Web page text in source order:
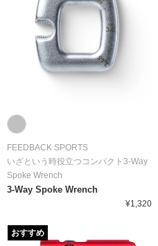
FEEDBACK SPORTS
いざという時役立つコンパクト3-Way
Spoke Wrench
3-Way Spoke Wrench
¥1,320
おすすめ